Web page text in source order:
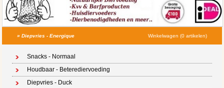
»Diepvries - Energique Winkelwagen (0 artikelen)
Snacks - Normaal
Houdbaar - Beterediervoeding
Diepvries - Duck